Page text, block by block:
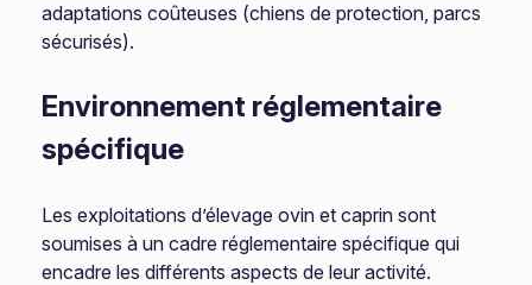
adaptations coûteuses (chiens de protection, parcs
sécurisés).
Environnement réglementaire
spécifique
Les exploitations d’élevage ovin et caprin sont
soumises à un cadre réglementaire spécifique qui
encadre les différents aspects de leur activité.